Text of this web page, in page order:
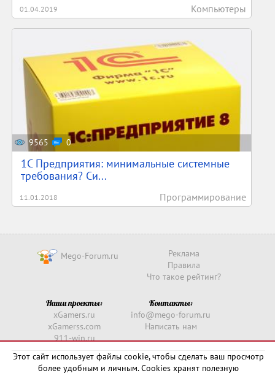
01.04.2019 Компьютеры
9565 0
1С Предприятия: минимальные системные
требования? Си...
11.01.2018 Программирование
Mego-Forum.ru
Реклама
Правила
Что такое рейтинг?
Наши проекты:
xGamers.ru
xGamerss.com
911-win.ru
Контакты:
info@mego-forum.ru
Написать нам
Этот сайт использует файлы cookie, чтобы сделать ваш просмотр
более удобным и личным. Cookies хранят полезную